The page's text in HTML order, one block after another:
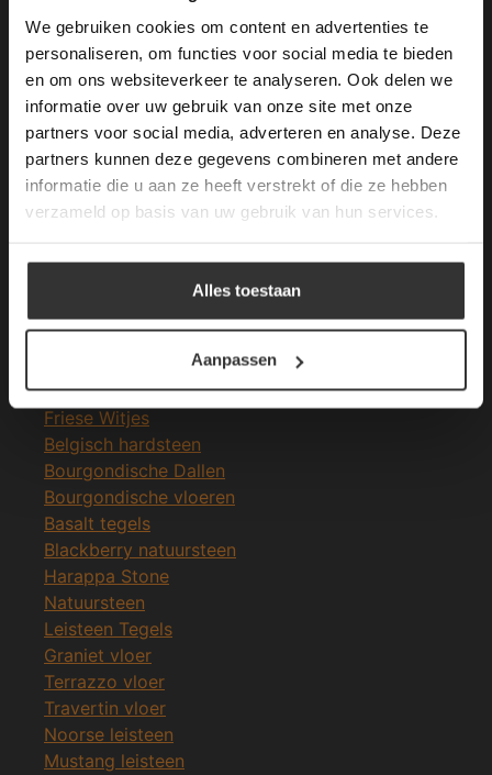
We gebruiken cookies om content en advertenties te
personaliseren, om functies voor social media te bieden
en om ons websiteverkeer te analyseren. Ook delen we
informatie over uw gebruik van onze site met onze
partners voor social media, adverteren en analyse. Deze
partners kunnen deze gegevens combineren met andere
informatie die u aan ze heeft verstrekt of die ze hebben
verzameld op basis van uw gebruik van hun services.
Alles toestaan
Aanpassen
Merken Glasmozaïek
Meeste Gezochte Natuursteen
Natuursteen vloeren
Leisteen terrastegels
Marmer tegels
Friese Witjes
Belgisch hardsteen
Bourgondische Dallen
Bourgondische vloeren
Basalt tegels
Blackberry natuursteen
Harappa Stone
Natuursteen
Leisteen Tegels
Graniet vloer
Terrazzo vloer
Travertin vloer
Noorse leisteen
Mustang leisteen
longer working. Please contact the website
administrator.
Deze website gebruikt cookies om de
gebruikerservaring te verbeteren. Door
gebruik te maken van onze website geeft u
toestemming voor alle cookies in
overeenstemming met ons cookiebeleid.Lees
verder
ALLES ACCEPTEREN
ALLES AFWIJZEN
DETAILS WEERGEVEN